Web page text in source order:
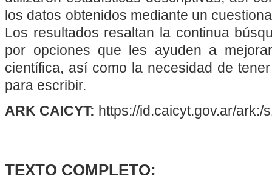
los datos obtenidos mediante un
Los resultados resaltan la continua
por opciones que les ayuden a
científica, así como la necesidad de
para escribir.
ARK CAICYT: https://id.caicyt.gov.ar/ark:/
TEXTO COMPLETO: